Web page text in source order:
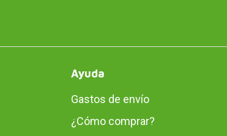
Ayuda
Gastos de envío
¿Cómo comprar?